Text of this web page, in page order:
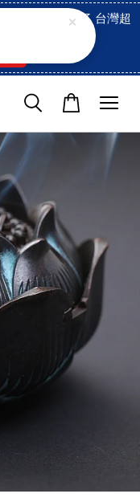
付費已經開啓了 台灣超